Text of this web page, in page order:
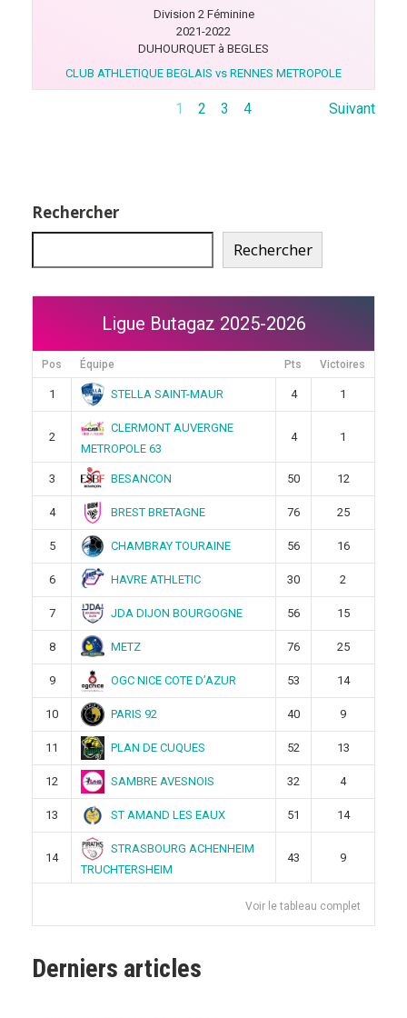
Division 2 Féminine
2021-2022
DUHOURQUET à BEGLES
CLUB ATHLETIQUE BEGLAIS vs RENNES METROPOLE
1 2 3 4 Suivant
Rechercher
Rechercher
Ligue Butagaz 2025-2026
Pos Équipe Pts Victoires
1 STELLA SAINT-MAUR 4 1
2
CLERMONT AUVERGNE
METROPOLE 63
4 1
3 BESANCON 50 12
4 BREST BRETAGNE 76 25
5 CHAMBRAY TOURAINE 56 16
6 HAVRE ATHLETIC 30 2
7 JDA DIJON BOURGOGNE 56 15
8 METZ 76 25
9 OGC NICE COTE D’AZUR 53 14
10 PARIS 92 40 9
11 PLAN DE CUQUES 52 13
12 SAMBRE AVESNOIS 32 4
13 ST AMAND LES EAUX 51 14
14
STRASBOURG ACHENHEIM
TRUCHTERSHEIM
43 9
Voir le tableau complet
Derniers articles